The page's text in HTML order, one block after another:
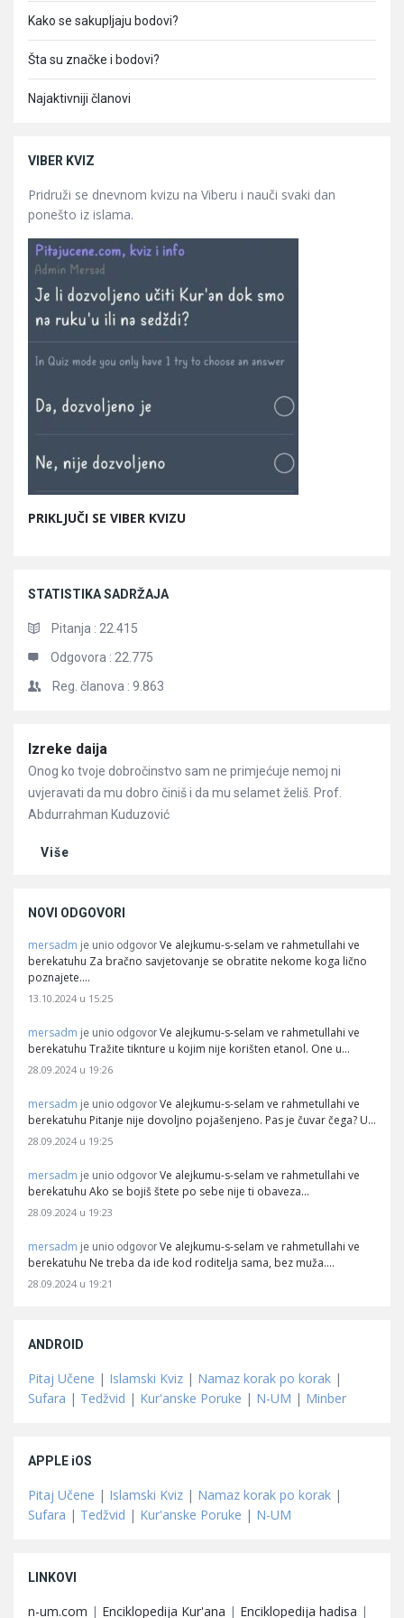
Kako se sakupljaju bodovi?
Šta su značke i bodovi?
Najaktivniji članovi
VIBER KVIZ
Pridruži se dnevnom kvizu na Viberu i nauči svaki dan
ponešto iz islama.
PRIKLJUČI SE VIBER KVIZU
STATISTIKA SADRŽAJA
Pitanja : 22.415
Odgovora : 22.775
Reg. članova : 9.863
Članci
Izreke daija
Onog ko tvoje dobročinstvo sam ne primjećuje nemoj ni
uvjeravati da mu dobro činiš i da mu selamet želiš. Prof.
Abdurrahman Kuduzović
Više
NOVI ODGOVORI
mersadm je unio odgovor Ve alejkumu-s-selam ve rahmetullahi ve
berekatuhu Za bračno savjetovanje se obratite nekome koga lično
poznajete.…
13.10.2024 u 15:25
mersadm je unio odgovor Ve alejkumu-s-selam ve rahmetullahi ve
berekatuhu Tražite tiknture u kojim nije korišten etanol. One u…
28.09.2024 u 19:26
mersadm je unio odgovor Ve alejkumu-s-selam ve rahmetullahi ve
berekatuhu Pitanje nije dovoljno pojašenjeno. Pas je čuvar čega? U…
28.09.2024 u 19:25
mersadm je unio odgovor Ve alejkumu-s-selam ve rahmetullahi ve
berekatuhu Ako se bojiš štete po sebe nije ti obaveza…
28.09.2024 u 19:23
mersadm je unio odgovor Ve alejkumu-s-selam ve rahmetullahi ve
berekatuhu Ne treba da ide kod roditelja sama, bez muža.…
28.09.2024 u 19:21
ANDROID
Pitaj Učene | Islamski Kviz | Namaz korak po korak |
Sufara | Tedžvid | Kur'anske Poruke | N-UM | Minber
APPLE iOS
Pitaj Učene | Islamski Kviz | Namaz korak po korak |
Sufara | Tedžvid | Kur'anske Poruke | N-UM
LINKOVI
n-um.com | Enciklopedija Kur'ana | Enciklopedija hadisa |